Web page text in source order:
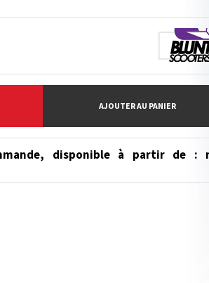
AJOUTER AU PANIER
disponible à partir de :